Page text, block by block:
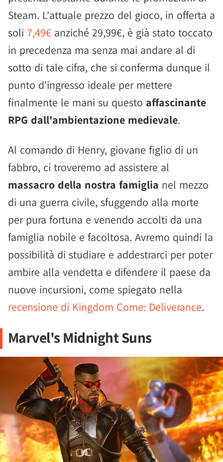
Steam. L'attuale prezzo del gioco, in offerta a
soli 7,49€ anziché 29,99€, è già stato toccato
in precedenza ma senza mai andare al di
sotto di tale cifra, che si conferma dunque il
punto d'ingresso ideale per mettere
finalmente le mani su questo affascinante
RPG dall'ambientazione medievale.
Al comando di Henry, giovane figlio di un
fabbro, ci troveremo ad assistere al
massacro della nostra famiglia nel mezzo
di una guerra civile, sfuggendo alla morte
per pura fortuna e venendo accolti da una
famiglia nobile e facoltosa. Avremo quindi la
possibilità di studiare e addestrarci per poter
ambire alla vendetta e difendere il paese da
nuove incursioni, come spiegato nella
recensione di Kingdom Come: Deliverance.
Marvel's Midnight Suns